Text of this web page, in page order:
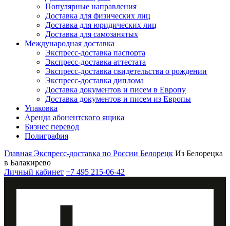
Популярные направления
Доставка для физических лиц
Доставка для юридических лиц
Доставка для самозанятых
Международная доставка
Экспресс-доставка паспорта
Экспресс-доставка аттестата
Экспресс-доставка свидетельства о рождении
Экспресс-доставка диплома
Доставка документов и писем в Европу
Доставка документов и писем из Европы
Упаковка
Аренда абонентского ящика
Бизнес перевод
Полиграфия
Главная Экспресс-доставка по России Белорецк Из Белорецка
в Балакирево
Личный кабинет +7 495 215-06-42